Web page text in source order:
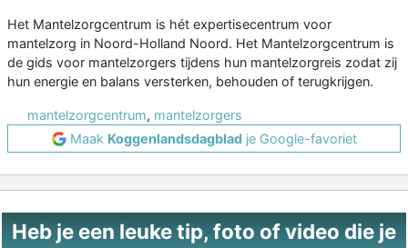
Het Mantelzorgcentrum is hét expertisecentrum voor
mantelzorg in Noord-Holland Noord. Het Mantelzorgcentrum is
de gids voor mantelzorgers tijdens hun mantelzorgreis zodat zij
hun energie en balans versterken, behouden of terugkrijgen.
mantelzorgcentrum, mantelzorgers
Maak Koggenlandsdagbladje Google-favoriet
Heb je een leuke tip, foto of video die je